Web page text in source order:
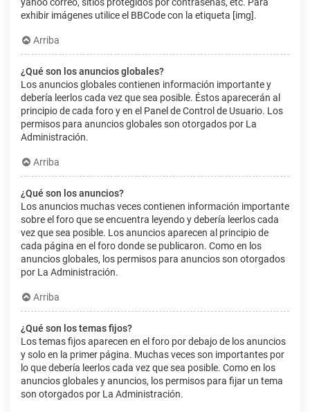
exhibir imágenes utilice el BBCode con la etiqueta [img].
Arriba
¿Qué son los anuncios globales?
Los anuncios globales contienen información importante y
debería leerlos cada vez que sea posible. Éstos aparecerán al
principio de cada foro y en el Panel de Control de Usuario. Los
permisos para anuncios globales son otorgados por La
Administración.
Arriba
¿Qué son los anuncios?
Los anuncios muchas veces contienen información importante
sobre el foro que se encuentra leyendo y debería leerlos cada
vez que sea posible. Los anuncios aparecen al principio de
cada página en el foro donde se publicaron. Como en los
anuncios globales, los permisos para anuncios son otorgados
por La Administración.
Arriba
¿Qué son los temas fijos?
Los temas fijos aparecen en el foro por debajo de los anuncios
y solo en la primer página. Muchas veces son importantes por
lo que debería leerlos cada vez que sea posible. Como en los
anuncios globales y anuncios, los permisos para fijar un tema
son otorgados por La Administración.